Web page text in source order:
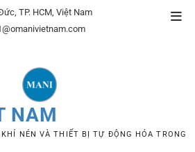
TP. HCM, Việt Nam
NAM
NÉN VÀ THIẾT BỊ TỰ ĐỘNG HÓA TRONG